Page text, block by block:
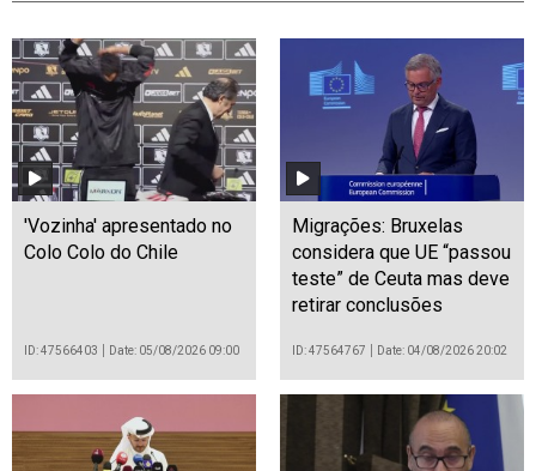
'Vozinha' apresentado no
Colo Colo do Chile
ID: 47566403 Date: 05/08/2026 09:00
Migrações: Bruxelas
considera que UE “passou
teste” de Ceuta mas deve
retirar conclusões
ID: 47564767 Date: 04/08/2026 20:02